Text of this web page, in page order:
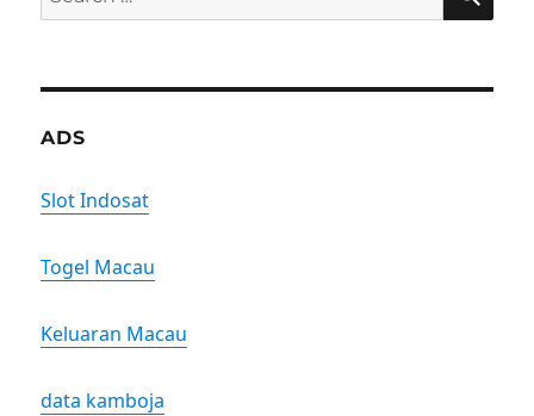
for:
ADS
Slot Indosat
Togel Macau
Keluaran Macau
data kamboja